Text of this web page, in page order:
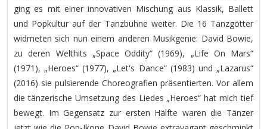
ging es mit einer innovativen Mischung aus Klassik, Ballett
und Popkultur auf der Tanzbühne weiter. Die 16 Tanzgötter
widmeten sich nun einem anderen Musikgenie: David Bowie,
zu deren Welthits „Space Oddity“ (1969), „Life On Mars“
(1971), „Heroes“ (1977), „Let's Dance“ (1983) und „Lazarus“
(2016) sie pulsierende Choreografien präsentierten. Vor allem
die tänzerische Umsetzung des Liedes „Heroes“ hat mich tief
bewegt. Im Gegensatz zur ersten Hälfte waren die Tänzer